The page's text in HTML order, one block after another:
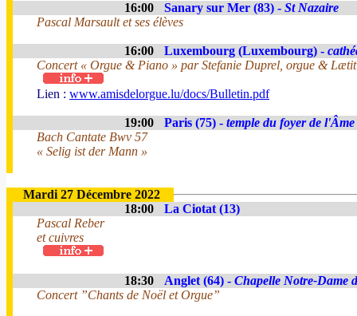
16:00 Sanary sur Mer (83) - St Nazaire
Pascal Marsault et ses élèves
16:00 Luxembourg (Luxembourg) -
Concert « Orgue & Piano » par Stefanie Duprel, orgue &
Lien : www.amisdelorgue.lu/docs/Bulletin.pdf
19:00 Paris (75) - temple du foyer de l'Âme
Bach Cantate Bwv 57
« Selig ist der Mann »
Mardi 27 Décembre 2022
18:00
La Ciotat (13)
Pascal Reber
et cuivres
18:30 Anglet (64) - Chapelle Notre-Dame
Concert ”Chants de Noël et Orgue”